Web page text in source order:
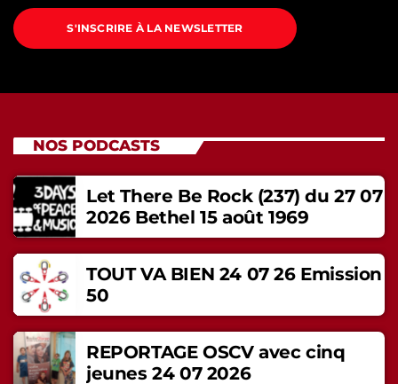
S'INSCRIRE À LA NEWSLETTER
NOS PODCASTS
Let There Be Rock (237) du 27 07
2026 Bethel 15 août 1969
TOUT VA BIEN 24 07 26 Emission
50
REPORTAGE OSCV avec cinq
jeunes 24 07 2026